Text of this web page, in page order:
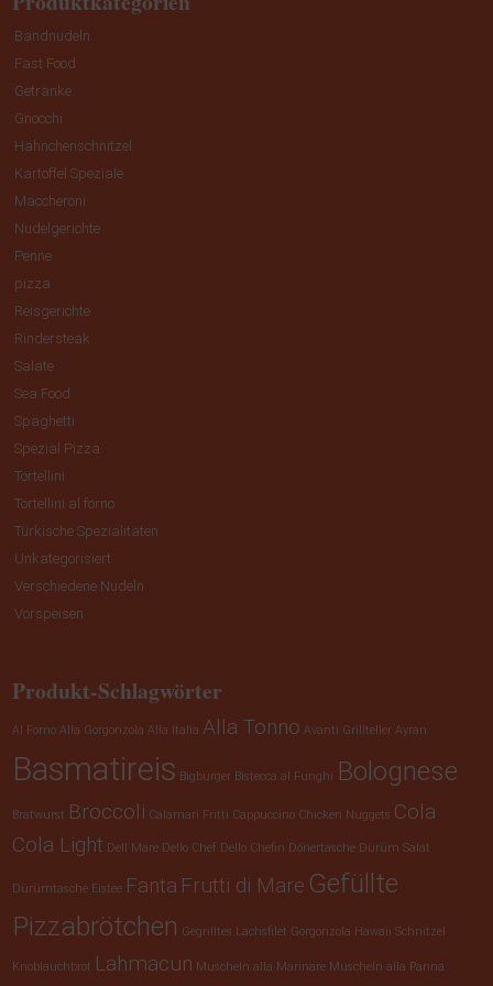
Bandnudeln
Fast Food
Getränke
Gnocchi
Hähnchenschnitzel
Kartoffel Speziale
Maccheroni
Nudelgerichte
Penne
pizza
Reisgerichte
Rindersteak
Salate
Sea Food
Spaghetti
Spezial Pizza
Tortellini
Tortellini al forno
Türkische Spezialitäten
Unkategorisiert
Verschiedene Nudeln
Vorspeisen
Produkt-Schlagwörter
Al Forno Alla Gorgonzola Alla Italia Alla Tonno Avanti Grillteller Ayran
Basmatireis Bigburger Bistecca al Funghi Bolognese
Bratwurst Broccoli Calamari Fritti Cappuccino Chicken Nuggets Cola
Cola Light Dell Mare Dello Chef Dello Chefin Dönertasche Dürüm Salat
Dürümtasche Eistee Fanta Frutti di Mare Gefüllte
Pizzabrötchen Gegrilltes Lachsfilet Gorgonzola Hawaii Schnitzel
Knoblauchbrot Lahmacun Muscheln alla Marinare Muscheln alla Panna